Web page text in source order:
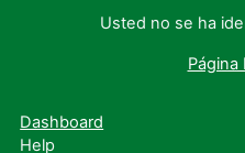
Usted no se ha
Página
Dashboard
Help